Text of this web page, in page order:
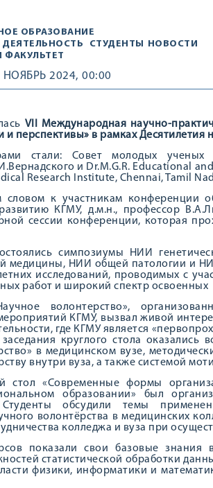
ОБРАЗОВАНИЕ
СТУДЕНТЫ НОВОСТИ
2024, 00:00
VII Международная научно-
и перспективы» в рамках Десятилетия
стали: Совет молодых
и Dr.M.G.R. Educational
Research Institute, Chennai, Tamil
словом к участникам конференции
КГМУ, д.м.н., профессор
сессии конференции, которая
симпозиумы НИИ
медицины, НИИ общей патологии и
исследований, проводимых с
работ и широкий спектр
волонтерство»,
КГМУ, вызвал живой
где КГМУ является
круглого стола
в медицинском вузе,
внутри вуза, а также системой
стол «Современные формы
образовании» был
обсудили темы
волонтёрства в медицинских
колледжа и вуза при
показали свои базовые знания
статистической обработки
физики, информатики и